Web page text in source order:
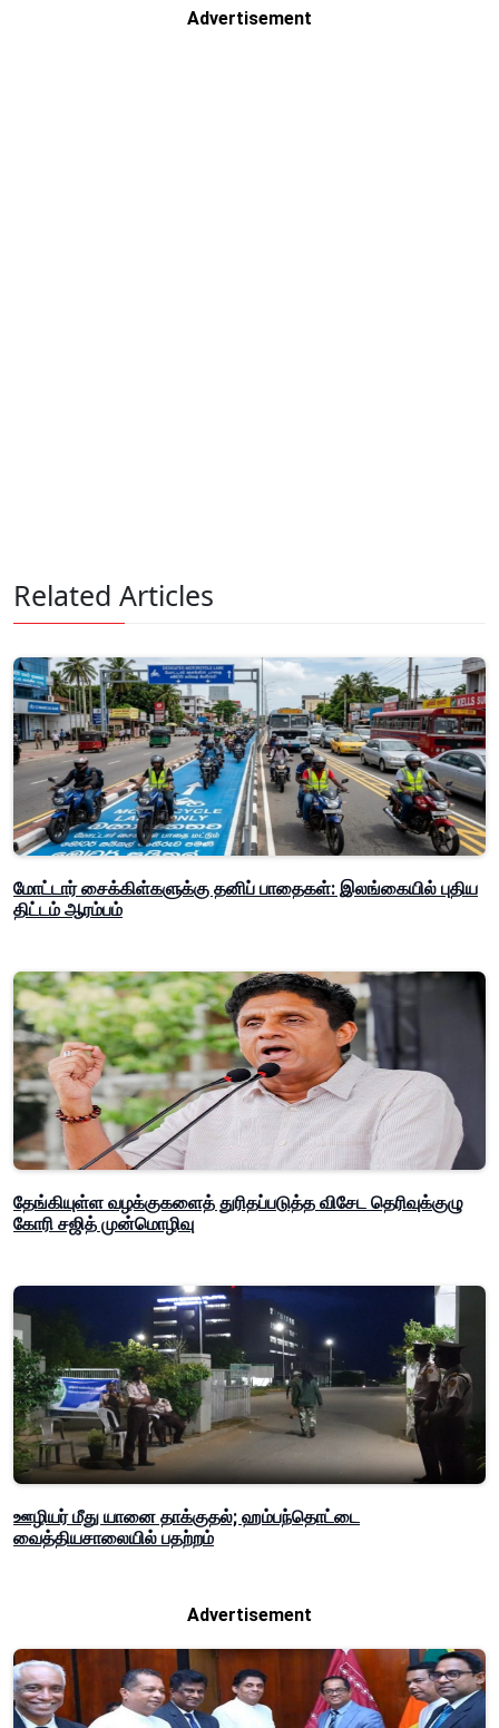
Advertisement
Related Articles
மோட்டார் சைக்கிள்களுக்கு தனிப் பாதைகள்: இலங்கையில் புதிய
திட்டம் ஆரம்பம்
தேங்கியுள்ள வழக்குகளைத் துரிதப்படுத்த விசேட தெரிவுக்குழு
கோரி சஜித் முன்மொழிவு
ஊழியர் மீது யானை தாக்குதல்; ஹம்பந்தொட்டை
வைத்தியசாலையில் பதற்றம்
Advertisement